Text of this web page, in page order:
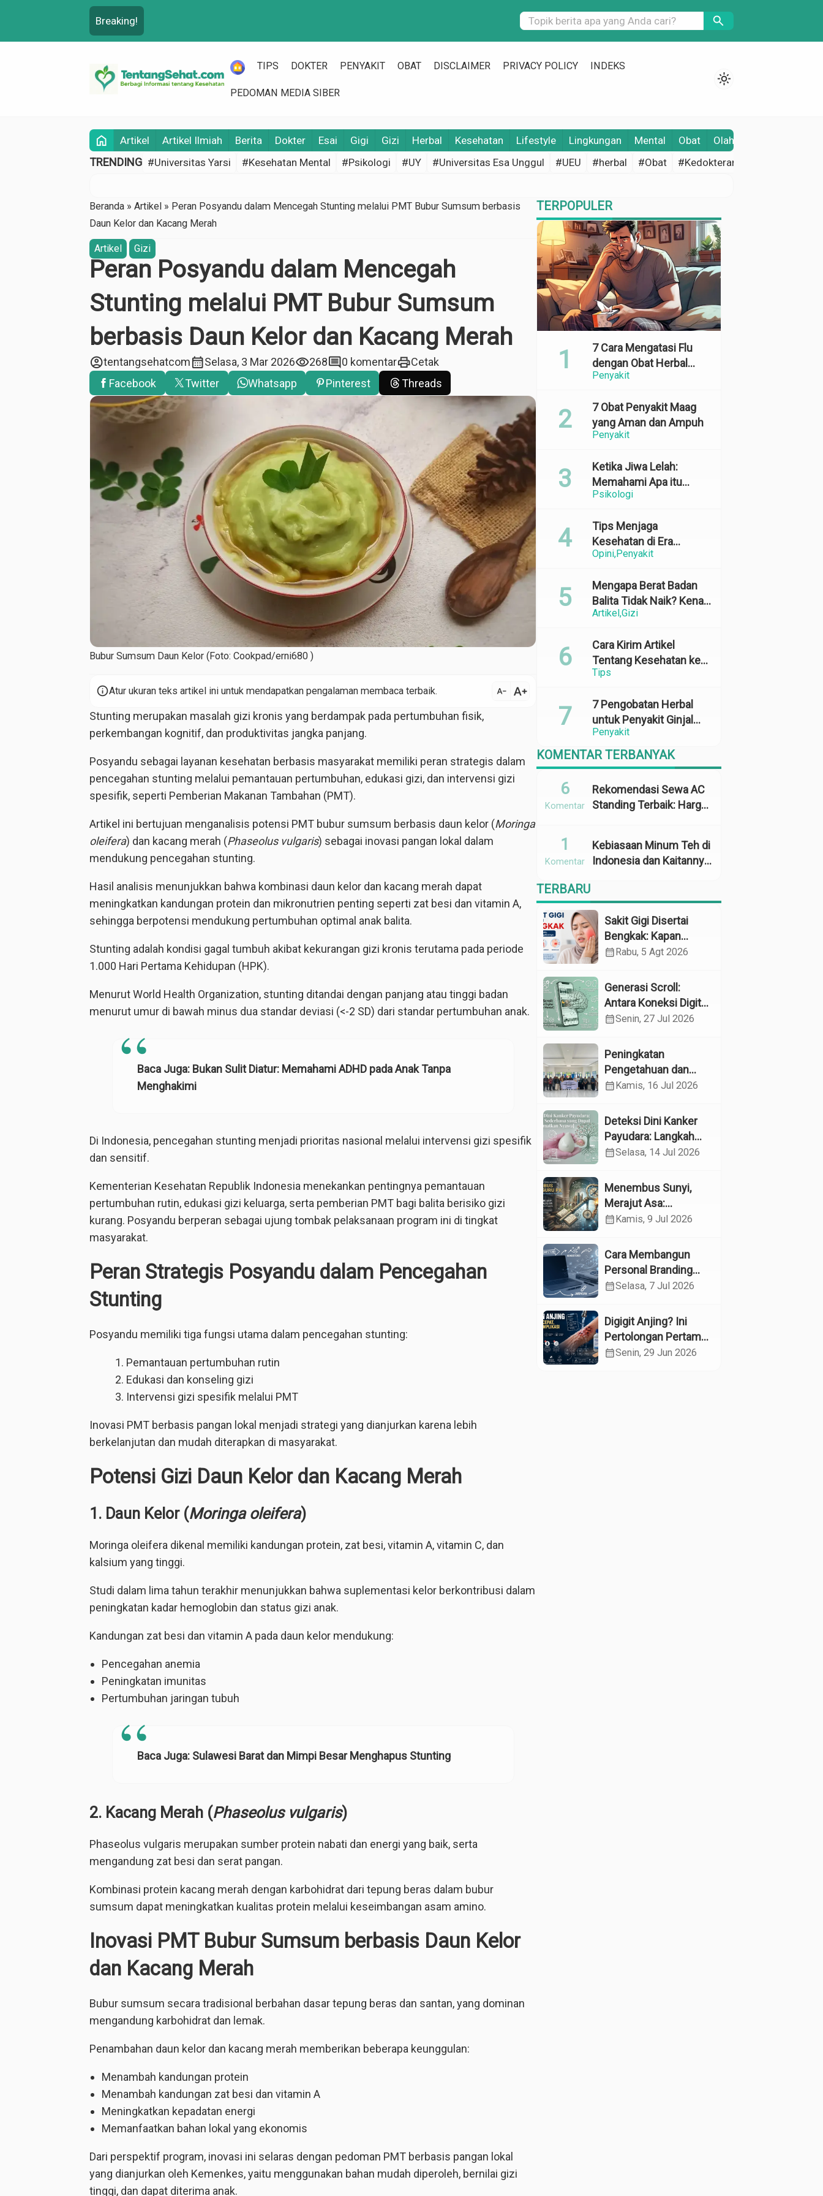
Breaking! search
HOME
TIPS DOKTER PENYAKIT OBAT DISCLAIMER PRIVACY POLICY INDEKS
PEDOMAN MEDIA SIBER
light_mode
home Artikel Artikel Ilmiah Berita Dokter Esai Gigi Gizi Herbal Kesehatan Lifestyle Lingkungan Mental Obat Olahraga
TRENDING #Universitas Yarsi #Kesehatan Mental #Psikologi #UY #Universitas Esa Unggul #UEU #herbal #Obat #Kedokteran
Beranda » Artikel » Peran Posyandu dalam Mencegah Stunting melalui PMT Bubur Sumsum berbasis
Daun Kelor dan Kacang Merah
Artikel Gizi
Peran Posyandu dalam Mencegah
Stunting melalui PMT Bubur Sumsum
berbasis Daun Kelor dan Kacang Merah
account_circletentangsehatcomcalendar_monthSelasa, 3 Mar 2026visibility268comment0 komentarprintCetak
Facebook
Twitter Whatsapp Pinterest Threads
Bubur Sumsum Daun Kelor (Foto: Cookpad/erni680 )
infoAtur ukuran teks artikel ini untuk mendapatkan pengalaman membaca terbaik. text_decrease text_increase
Stunting merupakan masalah gizi kronis yang berdampak pada pertumbuhan fisik,
perkembangan kognitif, dan produktivitas jangka panjang.
Posyandu sebagai layanan kesehatan berbasis masyarakat memiliki peran strategis dalam
pencegahan stunting melalui pemantauan pertumbuhan, edukasi gizi, dan intervensi gizi
spesifik, seperti Pemberian Makanan Tambahan (PMT).
Artikel ini bertujuan menganalisis potensi PMT bubur sumsum berbasis daun kelor (Moringa
oleifera) dan kacang merah (Phaseolus vulgaris) sebagai inovasi pangan lokal dalam
mendukung pencegahan stunting.
Hasil analisis menunjukkan bahwa kombinasi daun kelor dan kacang merah dapat
meningkatkan kandungan protein dan mikronutrien penting seperti zat besi dan vitamin A,
sehingga berpotensi mendukung pertumbuhan optimal anak balita.
Stunting adalah kondisi gagal tumbuh akibat kekurangan gizi kronis terutama pada periode
1.000 Hari Pertama Kehidupan (HPK).
Menurut World Health Organization, stunting ditandai dengan panjang atau tinggi badan
menurut umur di bawah minus dua standar deviasi (<-2 SD) dari standar pertumbuhan anak.
Baca Juga: Bukan Sulit Diatur: Memahami ADHD pada Anak Tanpa
Menghakimi
Di Indonesia, pencegahan stunting menjadi prioritas nasional melalui intervensi gizi spesifik
dan sensitif.
Kementerian Kesehatan Republik Indonesia menekankan pentingnya pemantauan
pertumbuhan rutin, edukasi gizi keluarga, serta pemberian PMT bagi balita berisiko gizi
kurang. Posyandu berperan sebagai ujung tombak pelaksanaan program ini di tingkat
masyarakat.
Peran Strategis Posyandu dalam Pencegahan
Stunting
Posyandu memiliki tiga fungsi utama dalam pencegahan stunting:
Pemantauan pertumbuhan rutin
Edukasi dan konseling gizi
Intervensi gizi spesifik melalui PMT
Inovasi PMT berbasis pangan lokal menjadi strategi yang dianjurkan karena lebih
berkelanjutan dan mudah diterapkan di masyarakat.
Potensi Gizi Daun Kelor dan Kacang Merah
1. Daun Kelor (Moringa oleifera)
Moringa oleifera dikenal memiliki kandungan protein, zat besi, vitamin A, vitamin C, dan
kalsium yang tinggi.
Studi dalam lima tahun terakhir menunjukkan bahwa suplementasi kelor berkontribusi dalam
peningkatan kadar hemoglobin dan status gizi anak.
Kandungan zat besi dan vitamin A pada daun kelor mendukung:
Pencegahan anemia
Peningkatan imunitas
Pertumbuhan jaringan tubuh
Baca Juga: Sulawesi Barat dan Mimpi Besar Menghapus Stunting
2. Kacang Merah (Phaseolus vulgaris)
Phaseolus vulgaris merupakan sumber protein nabati dan energi yang baik, serta
mengandung zat besi dan serat pangan.
Kombinasi protein kacang merah dengan karbohidrat dari tepung beras dalam bubur
sumsum dapat meningkatkan kualitas protein melalui keseimbangan asam amino.
Inovasi PMT Bubur Sumsum berbasis Daun Kelor
dan Kacang Merah
Bubur sumsum secara tradisional berbahan dasar tepung beras dan santan, yang dominan
mengandung karbohidrat dan lemak.
Penambahan daun kelor dan kacang merah memberikan beberapa keunggulan:
Menambah kandungan protein
Menambah kandungan zat besi dan vitamin A
Meningkatkan kepadatan energi
Memanfaatkan bahan lokal yang ekonomis
Dari perspektif program, inovasi ini selaras dengan pedoman PMT berbasis pangan lokal
yang dianjurkan oleh Kemenkes, yaitu menggunakan bahan mudah diperoleh, bernilai gizi
tinggi, dan dapat diterima anak.
TERPOPULER
Penyakit
7 Cara Mengatasi Flu
dengan Obat Herbal
yang Ampuh dan
Penyakit
7 Obat Penyakit Maag
yang Aman dan Ampuh
Psikologi
Ketika Jiwa Lelah:
Memahami Apa itu
Emotional Exhaustion
Opini Penyakit
Tips Menjaga
Kesehatan di Era
Perubahan Cuaca yang
ArtikelGizi
Mengapa Berat Badan
Balita Tidak Naik? Kenali
Penyebab dan Solusinya
Tips
Cara Kirim Artikel
Tentang Kesehatan ke
Media Online: 100%
Penyakit
7 Pengobatan Herbal
untuk Penyakit Ginjal
yang Terbukti Efektif
dan Aman
KOMENTAR TERBANYAK
Rekomendasi Sewa AC
Standing Terbaik: Harga,
6
Komentar
Kebiasaan Minum Teh di
Indonesia dan Kaitannya
Anemia
1
Komentar
TERBARU
Sakit Gigi Disertai
Bengkak: Kapan
Harus Khawatir dan
Dilakukan?
calendar_monthRabu, 5 Agt 2026
Generasi Scroll:
Antara Koneksi Digital
dan Kerapuhan
calendar_monthSenin, 27 Jul 2026
Peningkatan
Pengetahuan dan
Perilaku Pemeliharaan
Reproduksi pada
Lansia melalui
Edukasi dan
Konseling di UPTD
Lanjut Usia Binjai
calendar_monthKamis, 16 Jul 2026
Deteksi Dini Kanker
Payudara: Langkah
Sederhana yang
Nyawa
calendar_monthSelasa, 14 Jul 2026
Menembus Sunyi,
Merajut Asa:
Menyelami Jantung
Pendidikan Khusus
calendar_monthKamis, 9 Jul 2026
Cara Membangun
Personal Branding
sebagai Dokter di Era
calendar_monthSelasa, 7 Jul 2026
Digigit Anjing? Ini
Pertolongan Pertama
yang Tepat dan Kapan
calendar_monthSenin, 29 Jun 2026